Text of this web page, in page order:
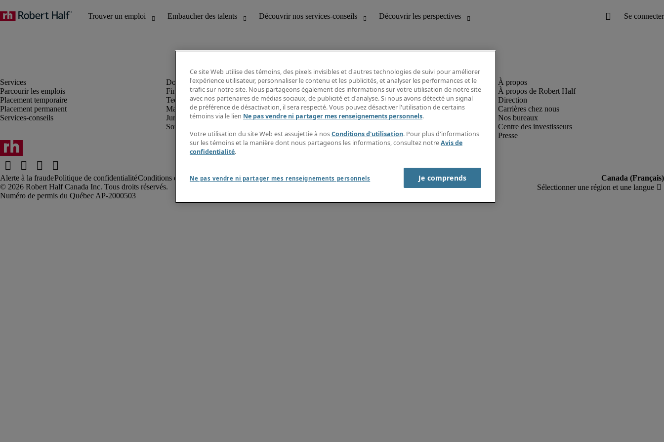
Parcourir les emplois
Placement temporaire
Placement permanent
Services-conseils
Finance et comptabilité
Technologie
Marketing et création
Juridique
Soutien administratif et à la clientèle
Découvrir les perspectives
Répertoire d’emplois
Guide salarial
Rapports de temps
Contactez-nous
À propos de Robert Half
Direction
Carrières chez nous
Nos bureaux
Centre des investisseurs
Presse
Alerte à la fraudePolitique de confidentialitéConditions d’utilisation Rapport sur l'esclavage moderne
Robert Half Canada Inc. Tous droits réservés.
Ce site Web utilise des témoins, des pixels invisibles et d'autres technologies de suivi pour améliorer
l'expérience utilisateur, personnaliser le contenu et les publicités, et analyser les performances et le
trafic sur notre site. Nous partageons également des informations sur votre utilisation de notre site
avec nos partenaires de médias sociaux, de publicité et d'analyse. Si nous avons détecté un signal
de préférence de désactivation, il sera respecté. Vous pouvez désactiver l'utilisation de certains
témoins via le lien Ne pas vendre ni partager mes renseignements personnels.
Votre utilisation du site Web est assujettie à nosConditions d'utilisation. Pour plus d'informations
sur les témoins et la manière dont nous partageons les informations, consultez notreAvis de
confidentialité.
Ne pas vendre ni partager mes renseignements personnels Je comprends